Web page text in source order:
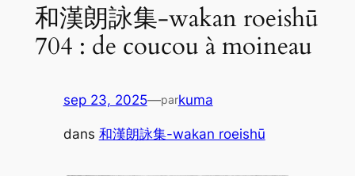
和漢朗詠集-wakan roeishū
704 : de coucou à moineau
sep 23, 2025—parkuma
dans 和漢朗詠集-wakan roeishū